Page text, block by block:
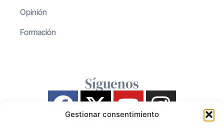
Gestionar consentimiento
Opinión
Formación
Síguenos